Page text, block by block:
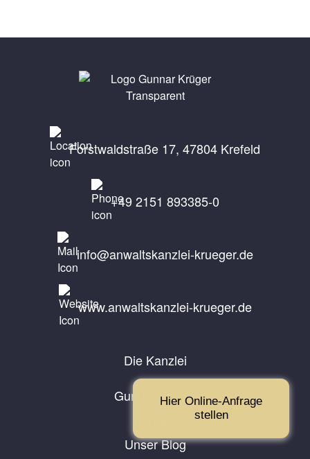
Forstwaldstraße 17, 47804 Krefeld
+49 2151 893385-0
info@anwaltskanzlei-krueger.de
www.anwaltskanzlei-krueger.de
Die Kanzlei
Gunnar Krüger
Unser Blog
Hier Online-Anfrage
stellen